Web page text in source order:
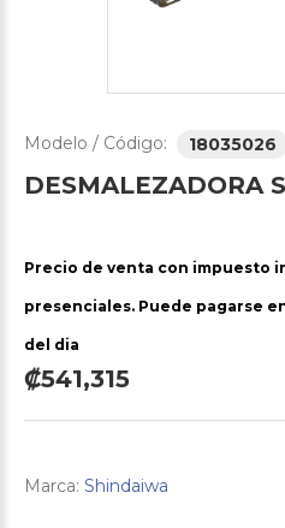
Modelo / Código: 18035026
DESMALEZADORA
Precio de venta con impuesto
presenciales. Puede pagarse
del dia
₡541,315
Marca: Shindaiwa